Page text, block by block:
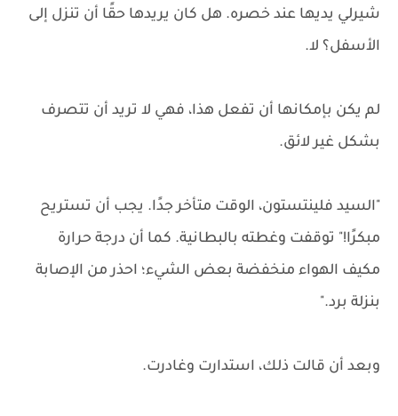
شيرلي يديها عند خصره. هل كان يريدها حقًا أن تنزل إلى
الأسفل؟ لا.
لم يكن بإمكانها أن تفعل هذا، فهي لا تريد أن تتصرف
بشكل غير لائق.
"السيد فلينتستون، الوقت متأخر جدًا. يجب أن تستريح
مبكرًا!" توقفت وغطته بالبطانية. كما أن درجة حرارة
مكيف الهواء منخفضة بعض الشيء؛ احذر من الإصابة
بنزلة برد."
وبعد أن قالت ذلك، استدارت وغادرت.